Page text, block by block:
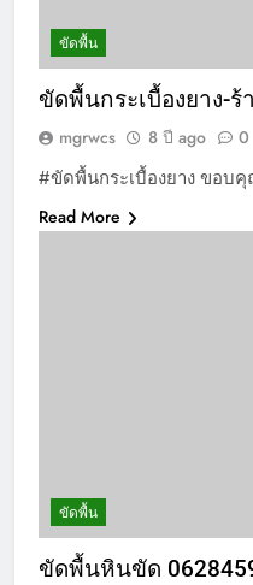
ขัดพื้น
ขัดพื้นกระเบื้องยาง-
mgrwcs 8 ปี ago 0
#ขัดพื้นกระเบื้องยาง ขอบ
Read More
ขัดพื้น
ขัดพื้นหินขัด